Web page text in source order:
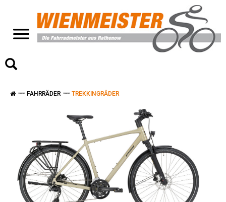
FAHRRÄDER TREKKINGRÄDER